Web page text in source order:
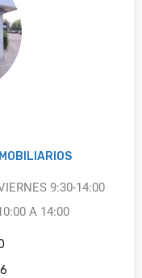
9:30-14:00
A 14:00